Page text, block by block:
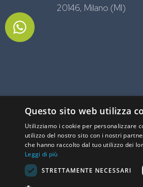
20146, Milano (MI)
© 2026 Natural20 -
Questo sito web utilizza
Utilizziamo i cookie per personalizzare
utilizzo del nostro sito con i nostri
che hanno raccolto dal tuo utilizzo dei
Leggi di più
STRETTAMENTE NECESSARI